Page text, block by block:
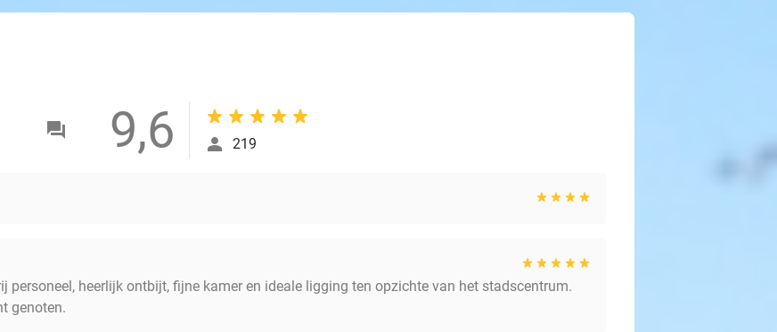
9,6 219
personeel, heerlijk ontbijt, fijne kamer en ideale ligging ten opzichte van het stadscentrum.
genoten.